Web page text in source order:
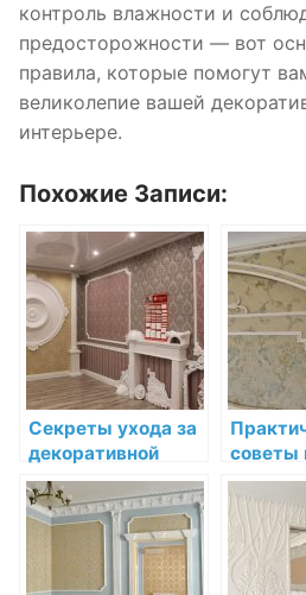
контроль влажности и
предосторожности — вот
правила, которые помогут
великолепие вашей
интерьере.
Похожие Записи:
Секреты ухода за
декоративной
лепниной после
установки
советы
за